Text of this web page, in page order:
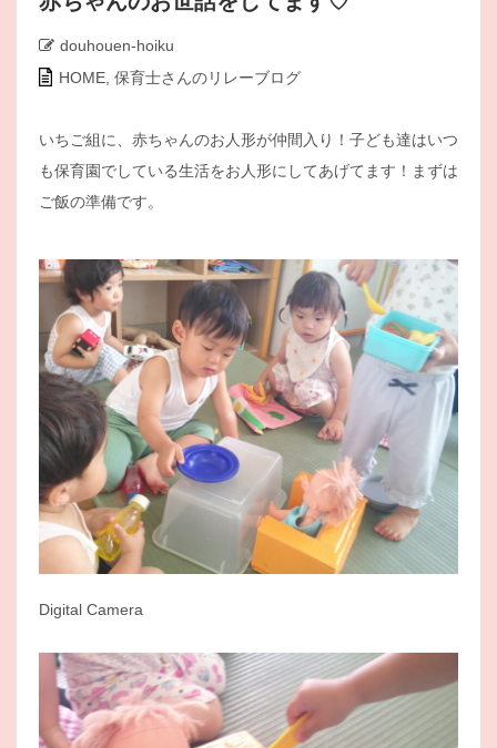
douhouen-hoiku
HOME 保育士さんのリレーブログ
いちご組に、赤ちゃんのお人形が仲間入り！子ども達はいつ
も保育園でしている生活をお人形にしてあげてます！まずは
ご飯の準備です。
Digital Camera